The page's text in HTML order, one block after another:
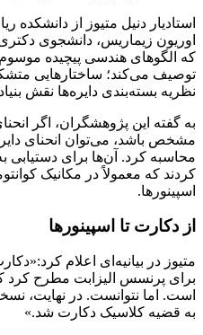
استادیار دنیل متیوز از دانشکده
اوریون زیماریس، دانشجوی
توصیف می‌کند؛ ساختارهایی
نظریه بسته‌بندی دایره‌ها نقش
به گفته این پژوهشگران، اگر
مشخص باشد، می‌توان انحنای
محاسبه کرد. آن‌ها برای دستیابی
کردند که معمولاً در مکانیک
اسپینورها.
از دکارت تا اسپینورها
برای پرنسس الیزابت مطرح کرد
است. اما نتوانست. در نهایت،
به قضیه کلاسیک دکارت شد.»